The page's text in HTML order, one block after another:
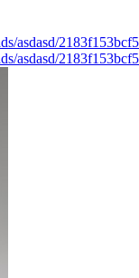
asdasd/
asdasd/